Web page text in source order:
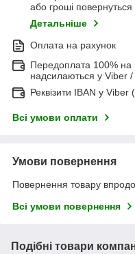
або гроші
Детальніше
Оплата на рахунок
Передоплата 100% на
надсилаються у Viber
Реквізити IBAN у
Всі умови оплати
Умови повернення
Повернення товару
Всі умови повернення
Подібні товари